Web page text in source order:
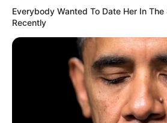
Everybody Wanted To Date Her In
Recently